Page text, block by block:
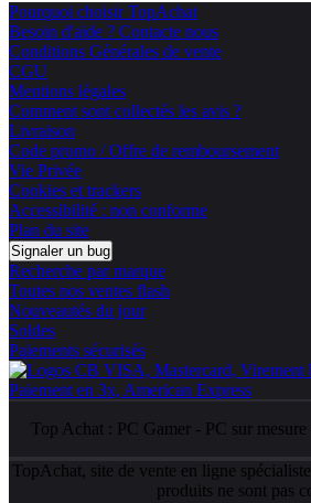
Pourquoi choisir TopAchat
Besoin d'aide ? Contacte nous
Conditions Générales de vente
CGU
Mentions légales
Comment sont collectés les avis ?
Livraison
Code promo / Offre de remboursement
Vie Privée
Cookies et trackers
Accessibilité : non conforme
Plan du site
Signaler un bug
Recherche par marque
Toutes nos ventes flash
Nouveautés du jour
Soldes
Paiements sécurisés
Top Achat : PC Gamer - PC sur mesure
TopAchat, site de vente en ligne
produits ne sont pas